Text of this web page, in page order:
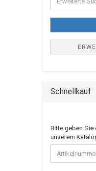
Suche
Schnellkauf
BITTE
GEBEN
SIE
DIE
Bitte geben Sie
unserem